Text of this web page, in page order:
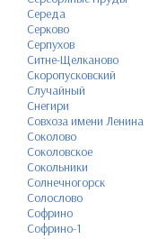
Середа
Серково
Серпухов
Ситне-Щелканово
Скоропусковский
Случайный
Снегири
Совхоза имени Ленина
Соколово
Соколовское
Сокольники
Солнечногорск
Солослово
Софрино
Софрино-1